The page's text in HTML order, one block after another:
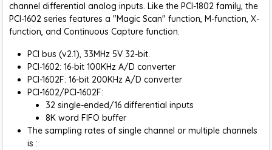
channel differential analog inputs. Like the PCI-1802 family, the
PCI-1602 series features a "Magic Scan" function, M-function, X-
function, and Continuous Capture function.
PCI bus (v2.1), 33MHz 5V 32-bit.
PCI-1602: 16-bit 100KHz A/D converter
PCI-1602F: 16-bit 200KHz A/D converter
PCI-1602/PCI-1602F:
32 single-ended/16 differential inputs
8K word FIFO buffer
The sampling rates of single channel or multiple channels
is :